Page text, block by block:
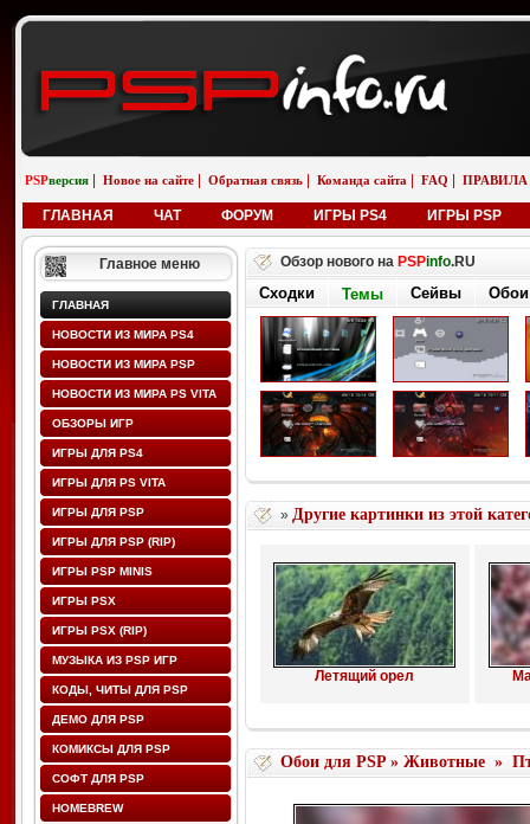
PSPверсия Новое на сайте Обратная связь Команда сайта FAQ ПРАВИЛА
ГЛАВНАЯ ЧАТ ФОРУМ ИГРЫ PS4 ИГРЫ PSP
Главное меню
ГЛАВНАЯ
НОВОСТИ ИЗ МИРА PS4
НОВОСТИ ИЗ МИРА PSP
НОВОСТИ ИЗ МИРА PS VITA
ОБЗОРЫ ИГР
ИГРЫ ДЛЯ PS4
ИГРЫ ДЛЯ PS VITA
ИГРЫ ДЛЯ PSP
ИГРЫ ДЛЯ PSP (RIP)
ИГРЫ PSP MINIS
ИГРЫ PSX
ИГРЫ PSX (RIP)
МУЗЫКА ИЗ PSP ИГР
КОДЫ, ЧИТЫ ДЛЯ PSP
ДЕМО ДЛЯ PSP
КОМИКСЫ ДЛЯ PSP
СОФТ ДЛЯ PSP
HOMEBREW
Обзор нового на PSPinfo.RU
Сходки Темы Сейвы Обои
» Другие картинки из этой
Летящий орел
Обои для PSP» Животные»